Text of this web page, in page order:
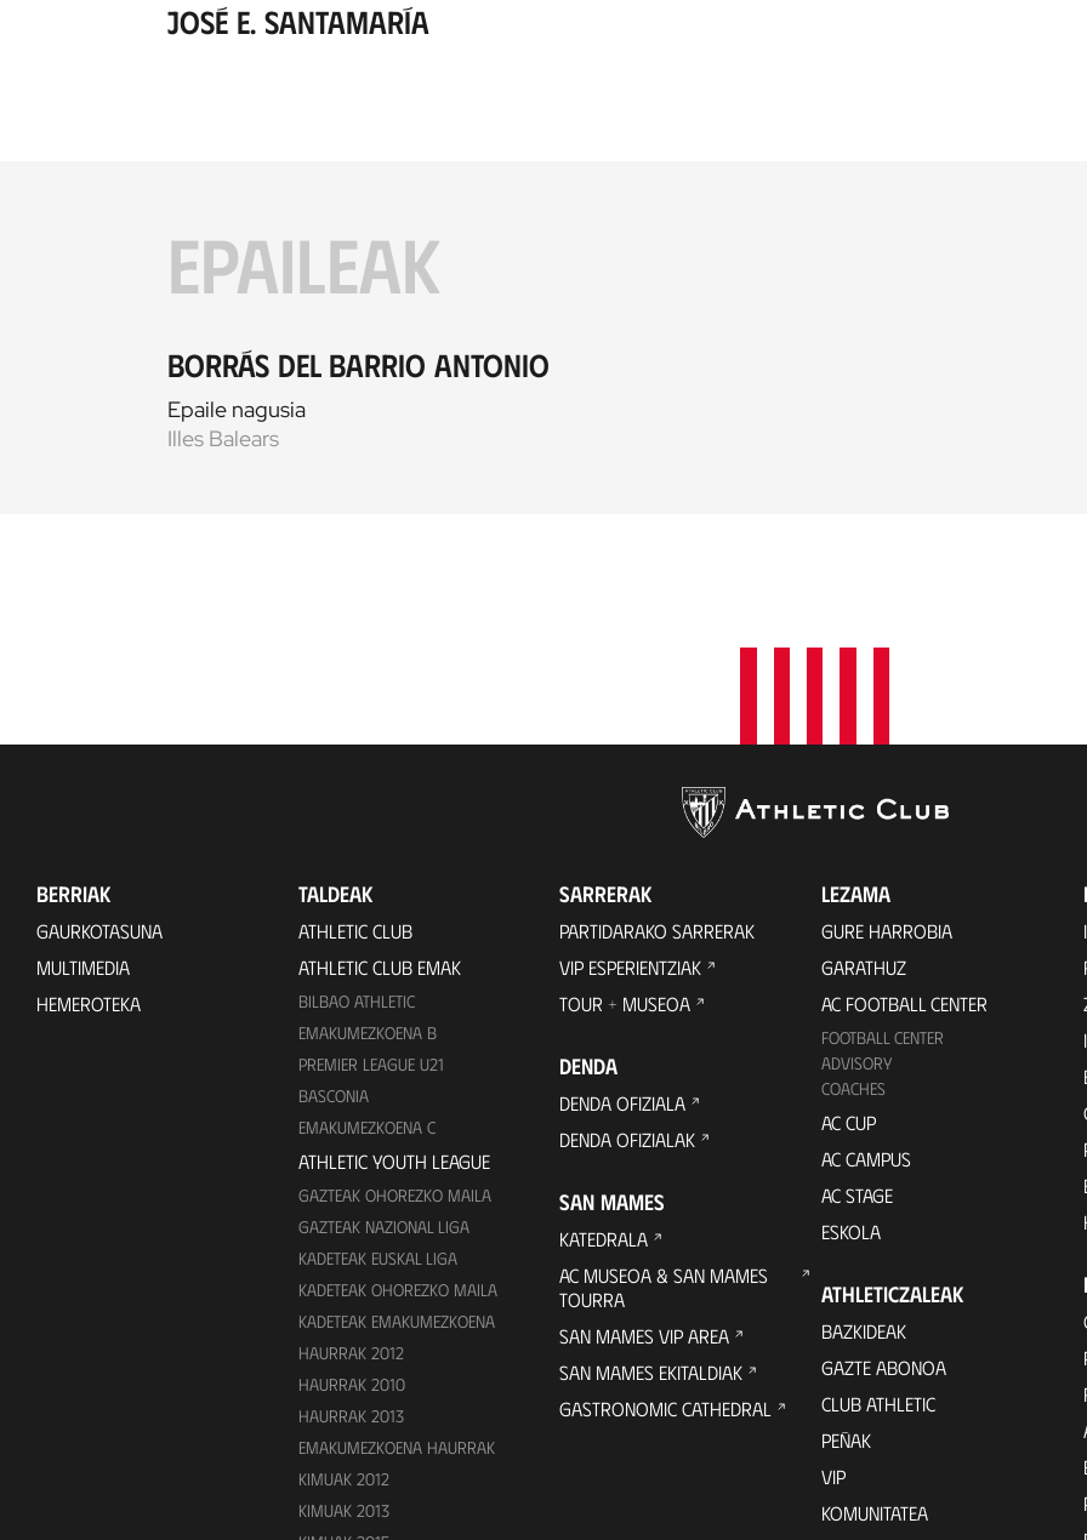
José E. Santamaría
EPAILEAK
Borrás del Barrio Antonio
Epaile nagusia
Illes Balears
BERRIAK
GAURKOTASUNA
MULTIMEDIA
HEMEROTEKA
TALDEAK
ATHLETIC CLUB
ATHLETIC CLUB EMAK
BILBAO ATHLETIC
EMAKUMEZKOENA B
PREMIER LEAGUE U21
BASCONIA
EMAKUMEZKOENA C
ATHLETIC YOUTH LEAGUE
GAZTEAK OHOREZKO MAILA
GAZTEAK NAZIONAL LIGA
KADETEAK EUSKAL LIGA
KADETEAK OHOREZKO MAILA
KADETEAK EMAKUMEZKOENA
HAURRAK 2012
HAURRAK 2010
HAURRAK 2013
EMAKUMEZKOENA HAURRAK
KIMUAK 2012
KIMUAK 2013
SARRERAK
PARTIDARAKO SARRERAK
VIP ESPERIENTZIAK
TOUR + MUSEOA
DENDA
DENDA OFIZIALA
DENDA OFIZIALAK
SAN MAMES
KATEDRALA
AC MUSEOA & SAN MAMES
TOURRA
SAN MAMES VIP AREA
SAN MAMES EKITALDIAK
GASTRONOMIC CATHEDRAL
LEZAMA
GURE HARROBIA
GARATHUZ
AC FOOTBALL CENTER
FOOTBALL CENTER
ADVISORY
COACHES
AC CUP
AC CAMPUS
AC STAGE
ESKOLA
ATHLETICZALEAK
BAZKIDEAK
GAZTE ABONOA
CLUB ATHLETIC
PEÑAK
VIP
KOMUNITATEA